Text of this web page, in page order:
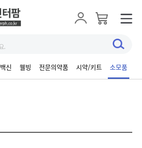
백신 웰빙 전문의약품 시약/키트 소모품